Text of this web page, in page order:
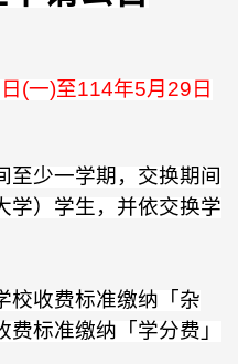
日 (一)至114年5月 29 日
至少一学期，交换期间
学）学生，并依交换学
校收费标准缴纳「杂
标准缴纳「学分费」